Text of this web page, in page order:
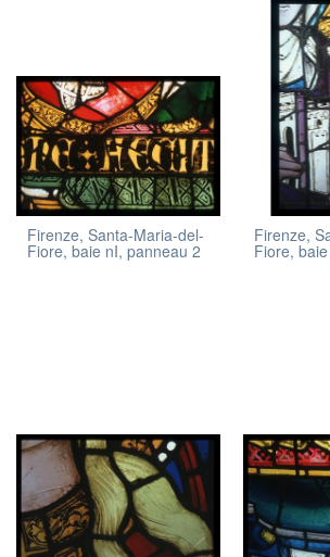
Firenze, Santa-Maria-del-
Fiore, baie nI, panneau 2
Firenze,
Fiore,